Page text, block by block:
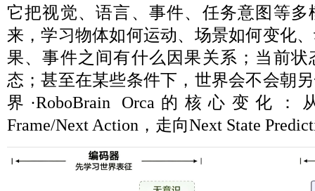
它把视觉、语言、事件、任务意图等
来，学习物体如何运动、场景如何变化
果、事件之间有什么因果关系；当前状
态；甚至在某些条件下，世界会不会朝
界·RoboBrain Orca的核心变化：从
Frame/Next Action，走向Next State